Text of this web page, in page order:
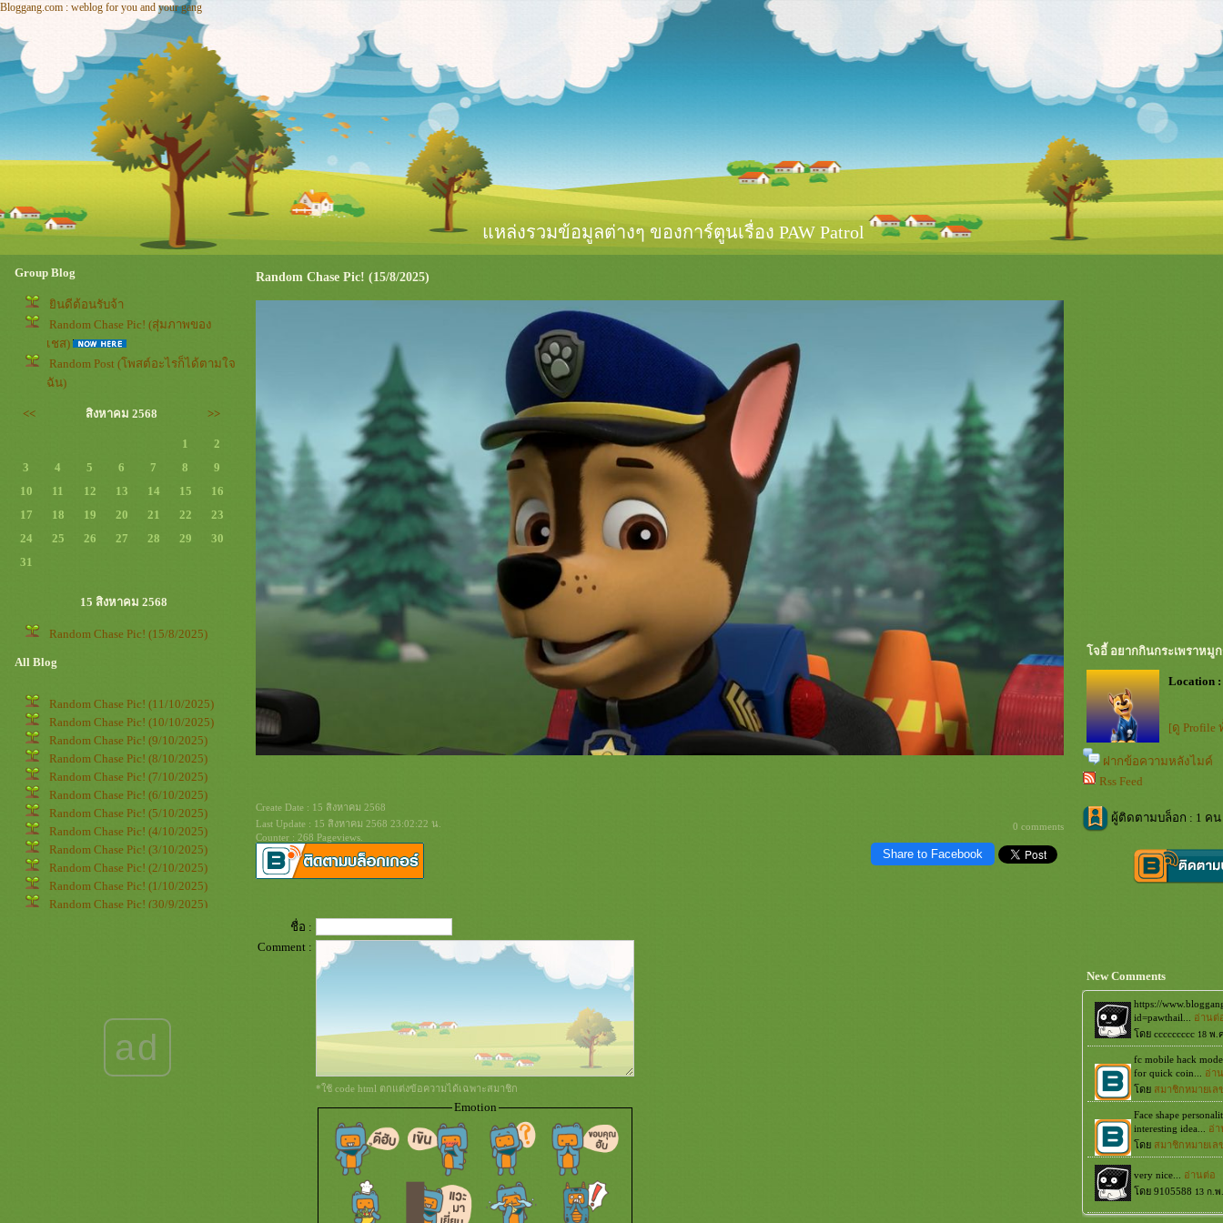
Bloggang.com : weblog for you and your gang
หล่งรวมข้อมูลต่างๆ ของการ์ตูนเรื่อง PAW Patrol
Group Blog
ินดีต้อนรับจ้า
Random Chase Pic! (สุ่มภาพของ
เชส)
Random Post (โพสต์อะไรก็ได้ตามใจ
ฉัน)
<< สิงหาคม 2568 >>
1
2
3
4 5 6 7 8
9
10
11 12 13 14 15
16
17
18 19 20 21 22
23
24
25 26 27 28 29
30
31
15 สิงหาคม 2568
Random Chase Pic! (15/8/2025)
All Blog
Random Chase Pic! (11/10/2025)
Random Chase Pic! (10/10/2025)
Random Chase Pic! (9/10/2025)
Random Chase Pic! (8/10/2025)
Random Chase Pic! (7/10/2025)
Random Chase Pic! (6/10/2025)
Random Chase Pic! (5/10/2025)
Random Chase Pic! (4/10/2025)
Random Chase Pic! (3/10/2025)
Random Chase Pic! (2/10/2025)
Random Chase Pic! (1/10/2025)
Random Chase Pic! (30/9/2025)
Random Chase Pic! (23/9/2025)
Random Chase Pic! (22/9/2025)
Random Chase Pic! (21/9/2025)
ad
Random Chase Pic! (15/8/2025)
Create Date : 15 สิงหาคม 2568
Last Update : 15 สิงหาคม 2568 23:02:22 น.
Counter : 268 Pageviews.
0 comments
Share to Facebook
ชื่อ :
Comment :
*ใช้ code html ตกแต่งข้อความได้เฉพาะสมาชิก
Emotion
จอี้ อยากกินกระเพราหมู
Location :
[ดู Profile
ฝากข้อความหลังไมค์
Rss Feed
ผู้ติดตามบล็อก : 1 คน
New Comments